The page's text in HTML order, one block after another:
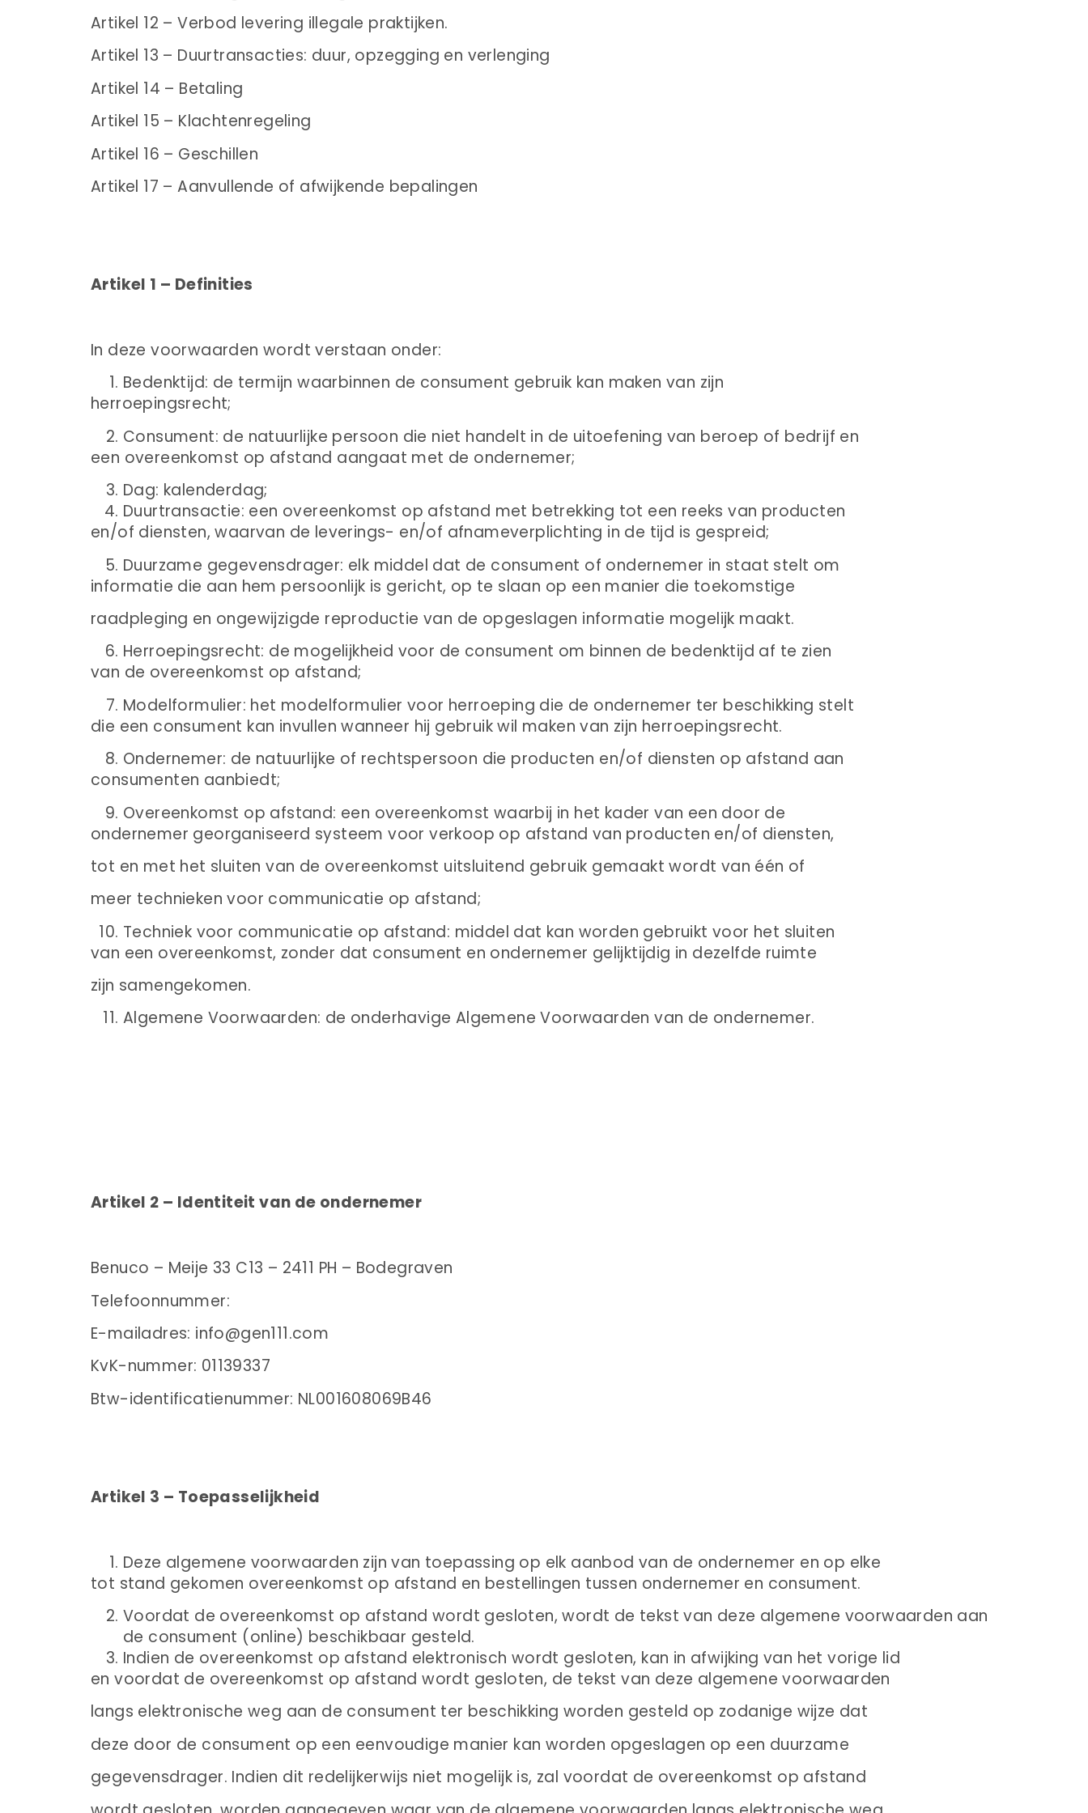
Artikel 12 – Verbod levering illegale praktijken.
Artikel 13 – Duurtransacties: duur, opzegging en verlenging
Artikel 14 – Betaling
Artikel 15 – Klachtenregeling
Artikel 16 – Geschillen
Artikel 17 – Aanvullende of afwijkende bepalingen
Artikel 1 – Definities
In deze voorwaarden wordt verstaan onder:
Bedenktijd: de termijn waarbinnen de consument gebruik kan maken van zijn
herroepingsrecht;
Consument: de natuurlijke persoon die niet handelt in de uitoefening van beroep of bedrijf en
een overeenkomst op afstand aangaat met de ondernemer;
Dag: kalenderdag;
Duurtransactie: een overeenkomst op afstand met betrekking tot een reeks van producten
en/of diensten, waarvan de leverings- en/of afnameverplichting in de tijd is gespreid;
Duurzame gegevensdrager: elk middel dat de consument of ondernemer in staat stelt om
informatie die aan hem persoonlijk is gericht, op te slaan op een manier die toekomstige
raadpleging en ongewijzigde reproductie van de opgeslagen informatie mogelijk maakt.
Herroepingsrecht: de mogelijkheid voor de consument om binnen de bedenktijd af te zien
van de overeenkomst op afstand;
Modelformulier: het modelformulier voor herroeping die de ondernemer ter beschikking stelt
die een consument kan invullen wanneer hij gebruik wil maken van zijn herroepingsrecht.
Ondernemer: de natuurlijke of rechtspersoon die producten en/of diensten op afstand aan
consumenten aanbiedt;
Overeenkomst op afstand: een overeenkomst waarbij in het kader van een door de
ondernemer georganiseerd systeem voor verkoop op afstand van producten en/of diensten,
tot en met het sluiten van de overeenkomst uitsluitend gebruik gemaakt wordt van één of
meer technieken voor communicatie op afstand;
Techniek voor communicatie op afstand: middel dat kan worden gebruikt voor het sluiten
van een overeenkomst, zonder dat consument en ondernemer gelijktijdig in dezelfde ruimte
zijn samengekomen.
Algemene Voorwaarden: de onderhavige Algemene Voorwaarden van de ondernemer.
Artikel 2 – Identiteit van de ondernemer
Benuco – Meije 33 C13 – 2411 PH – Bodegraven
Telefoonnummer:
E-mailadres: info@gen111.com
KvK-nummer: 01139337
Btw-identificatienummer: NL001608069B46
Artikel 3 – Toepasselijkheid
Deze algemene voorwaarden zijn van toepassing op elk aanbod van de ondernemer en op elke
tot stand gekomen overeenkomst op afstand en bestellingen tussen ondernemer en consument.
Voordat de overeenkomst op afstand wordt gesloten, wordt de tekst van deze algemene voorwaarden aan
de consument (online) beschikbaar gesteld.
Indien de overeenkomst op afstand elektronisch wordt gesloten, kan in afwijking van het vorige lid
en voordat de overeenkomst op afstand wordt gesloten, de tekst van deze algemene voorwaarden
langs elektronische weg aan de consument ter beschikking worden gesteld op zodanige wijze dat
deze door de consument op een eenvoudige manier kan worden opgeslagen op een duurzame
gegevensdrager. Indien dit redelijkerwijs niet mogelijk is, zal voordat de overeenkomst op afstand